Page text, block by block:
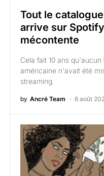
Tout le
arrive sur
mécontente
Cela fait 10 ans
américaine n'avait été
streaming.
by Ancré Team 6 août